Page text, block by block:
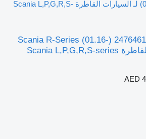
(01.16-) 2476461 2054593 لـ السيارات القاطرة Scania L,P,G,R,S-
واقي خلفي من الطين Scania R-Series (01.16-) 2476461
2054593 لـ السيارات القاطرة Scania L,P,G,R,S-series
AED